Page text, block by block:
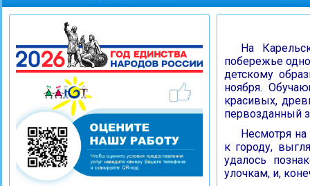
На
побережье
детскому
ноября.
красивых,
первозданный
Несмотря
к городу,
удалось
улочкам, и,